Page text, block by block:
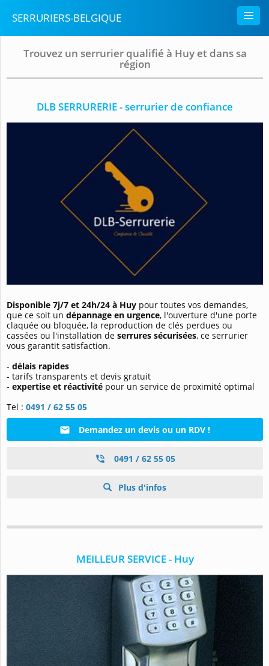
SERRURIERS-BELGIQUE
Trouvez un serrurier qualifié à Huy et dans sa
région
DLB SERRURERIE - serrurier de confiance
Disponible 7j/7 et 24h/24 à Huy pour toutes vos demandes,
que ce soit un dépannage en urgence, l'ouverture d'une porte
claquée ou bloquée, la reproduction de clés perdues ou
cassées ou l'installation de serrures sécurisées, ce serrurier
vous garantit satisfaction.
- délais rapides
- tarifs transparents et devis gratuit
- expertise et réactivité pour un service de proximité optimal
Tel : 0491 / 62 55 05
Demandez un devis ou un RDV !
0491 / 62 55 05
Plus d'infos
MEILLEUR SERVICE - Huy